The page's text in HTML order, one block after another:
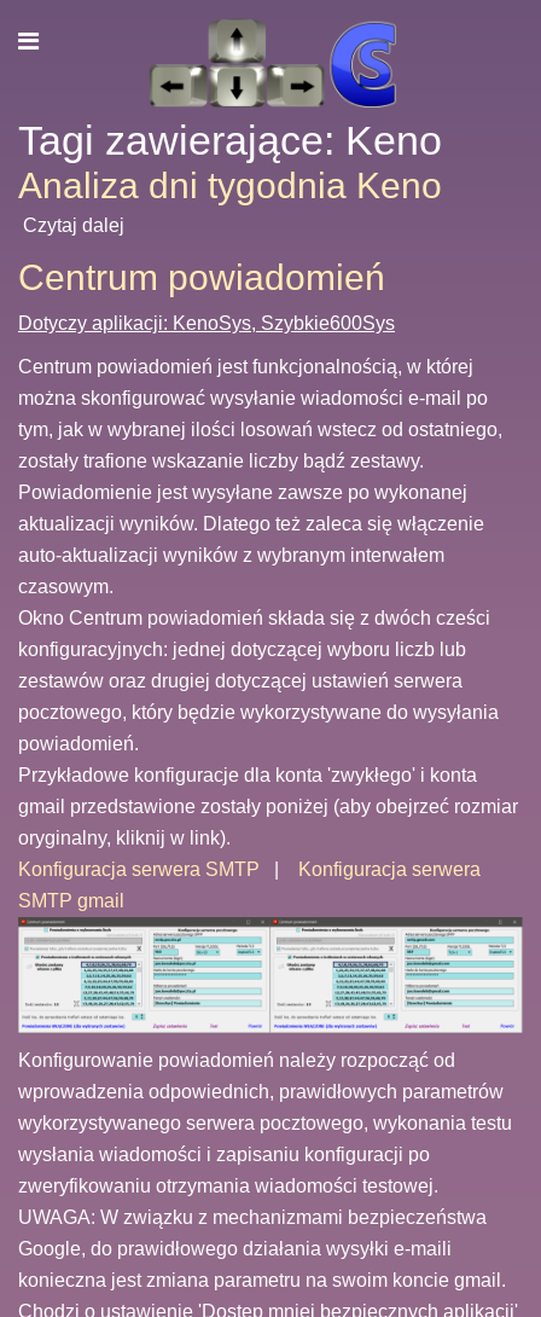
Tagi zawierające: Keno
Analiza dni tygodnia Keno
Czytaj dalej
Centrum powiadomień
Dotyczy aplikacji: KenoSys, Szybkie600Sys
Centrum powiadomień jest funkcjonalnością, w której
można skonfigurować wysyłanie wiadomości e-mail po
tym, jak w wybranej ilości losowań wstecz od ostatniego,
zostały trafione wskazanie liczby bądź zestawy.
Powiadomienie jest wysyłane zawsze po wykonanej
aktualizacji wyników. Dlatego też zaleca się włączenie
auto-aktualizacji wyników z wybranym interwałem
czasowym.
Okno Centrum powiadomień składa się z dwóch cześci
konfiguracyjnych: jednej dotyczącej wyboru liczb lub
zestawów oraz drugiej dotyczącej ustawień serwera
pocztowego, który będzie wykorzystywane do wysyłania
powiadomień.
Przykładowe konfiguracje dla konta 'zwykłego' i konta
gmail przedstawione zostały poniżej (aby obejrzeć rozmiar
oryginalny, kliknij w link).
Konfiguracja serwera SMTP
Konfiguracja serwera
SMTP gmail
Konfigurowanie powiadomień należy rozpocząć od
wprowadzenia odpowiednich, prawidłowych parametrów
wykorzystywanego serwera pocztowego, wykonania testu
wysłania wiadomości i zapisaniu konfiguracji po
zweryfikowaniu otrzymania wiadomości testowej.
UWAGA: W związku z mechanizmami bezpieczeństwa
Google, do prawidłowego działania wysyłki e-maili
konieczna jest zmiana parametru na swoim koncie gmail.
Chodzi o ustawienie 'Dostęp mniej bezpiecznych aplikacji'